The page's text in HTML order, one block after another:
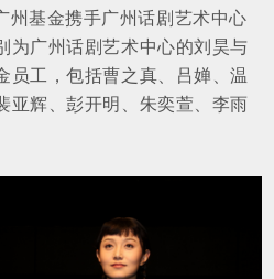
州基金携手广州话剧艺术中心
为广州话剧艺术中心的刘昊与
员工，包括曹之真、吕婵、温
亚辉、彭开明、朱奕萱、李雨